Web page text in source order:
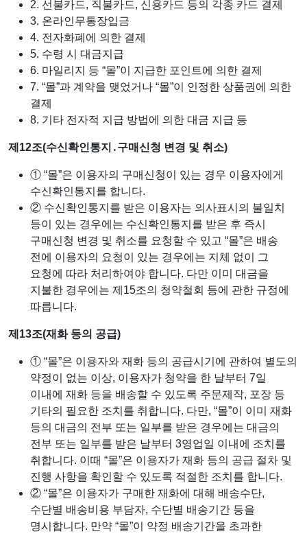
2. 선불카드, 직불카드, 신용카드 등의 각종 카드 결제
3. 온라인무통장입금
4. 전자화폐에 의한 결제
5. 수령 시 대금지급
6. 마일리지 등 “몰”이 지급한 포인트에 의한 결제
7. “몰”과 계약을 맺었거나 “몰”이 인정한 상품권에 의한
결제
8. 기타 전자적 지급 방법에 의한 대금 지급 등
제12조(수신확인통지․구매신청 변경 및 취소)
① “몰”은 이용자의 구매신청이 있는 경우 이용자에게
수신확인통지를 합니다.
② 수신확인통지를 받은 이용자는 의사표시의 불일치
등이 있는 경우에는 수신확인통지를 받은 후 즉시
구매신청 변경 및 취소를 요청할 수 있고 “몰”은 배송
전에 이용자의 요청이 있는 경우에는 지체 없이 그
요청에 따라 처리하여야 합니다. 다만 이미 대금을
지불한 경우에는 제15조의 청약철회 등에 관한 규정에
따릅니다.
제13조(재화 등의 공급)
① “몰”은 이용자와 재화 등의 공급시기에 관하여 별도의
약정이 없는 이상, 이용자가 청약을 한 날부터 7일
이내에 재화 등을 배송할 수 있도록 주문제작, 포장 등
기타의 필요한 조치를 취합니다. 다만, “몰”이 이미 재화
등의 대금의 전부 또는 일부를 받은 경우에는 대금의
전부 또는 일부를 받은 날부터 3영업일 이내에 조치를
취합니다. 이때 “몰”은 이용자가 재화 등의 공급 절차 및
진행 사항을 확인할 수 있도록 적절한 조치를 합니다.
② “몰”은 이용자가 구매한 재화에 대해 배송수단,
수단별 배송비용 부담자, 수단별 배송기간 등을
명시합니다. 만약 “몰”이 약정 배송기간을 초과한